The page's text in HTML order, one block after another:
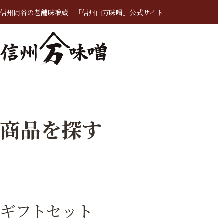
信州岡谷の老舗味噌蔵 「信州山万味噌」公式サイト
商品を探す
ギフトセット